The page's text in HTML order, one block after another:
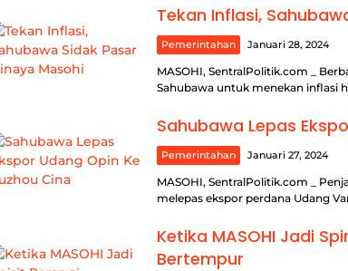
Tekan Inflasi,
Pemerintahan Januari 28, 2024
MASOHI, SentralPolitik.com _
Sahubawa untuk menekan inflasi
Sahubawa Lepas
Pemerintahan Januari 27, 2024
MASOHI, SentralPolitik.com _
melepas ekspor perdana Udang
Ketika MASOHI Jadi
Bertempur